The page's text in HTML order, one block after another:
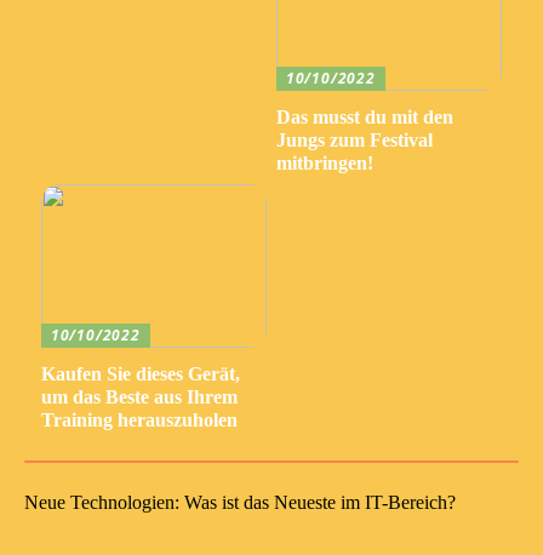
10/10/2022
Das musst du mit den
Jungs zum Festival
mitbringen!
10/10/2022
Kaufen Sie dieses Gerät,
um das Beste aus Ihrem
Training herauszuholen
Neue Technologien: Was ist das Neueste im IT-Bereich?